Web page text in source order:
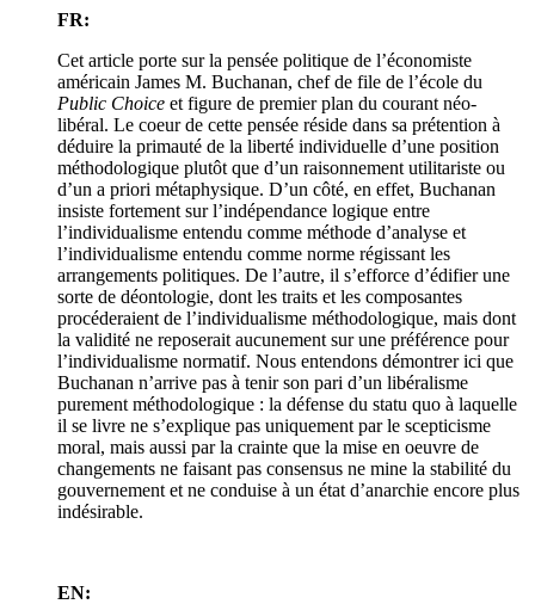
FR:
Cet article porte sur la pensée politique de l’économiste
américain James M. Buchanan, chef de file de l’école du
Public Choice et figure de premier plan du courant néo-
libéral. Le coeur de cette pensée réside dans sa prétention à
déduire la primauté de la liberté individuelle d’une position
méthodologique plutôt que d’un raisonnement utilitariste ou
d’un a priori métaphysique. D’un côté, en effet, Buchanan
insiste fortement sur l’indépendance logique entre
l’individualisme entendu comme méthode d’analyse et
l’individualisme entendu comme norme régissant les
arrangements politiques. De l’autre, il s’efforce d’édifier une
sorte de déontologie, dont les traits et les composantes
procéderaient de l’individualisme méthodologique, mais dont
la validité ne reposerait aucunement sur une préférence pour
l’individualisme normatif. Nous entendons démontrer ici que
Buchanan n’arrive pas à tenir son pari d’un libéralisme
purement méthodologique : la défense du statu quo à laquelle
il se livre ne s’explique pas uniquement par le scepticisme
moral, mais aussi par la crainte que la mise en oeuvre de
changements ne faisant pas consensus ne mine la stabilité du
gouvernement et ne conduise à un état d’anarchie encore plus
indésirable.
EN: